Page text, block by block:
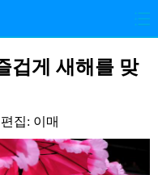
정치
문화
겁게 새해를 맞
집: 이매